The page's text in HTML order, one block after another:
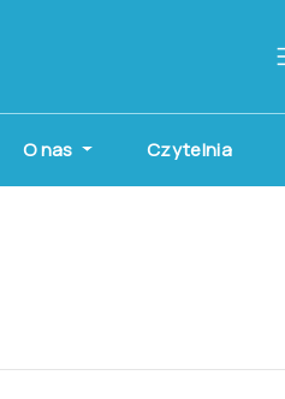
O nas Czytelnia